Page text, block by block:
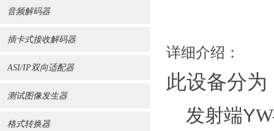
音频解码器
插卡式接收解码器
ASI/IP双向适配器
测试图像发生器
格式转换器
详细介绍：
此设备分为
发射端Y